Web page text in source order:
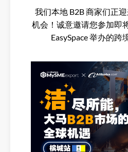
我们本地 B2B 商家们正
机会！诚意邀请您参加即
EasySpace 举办的跨